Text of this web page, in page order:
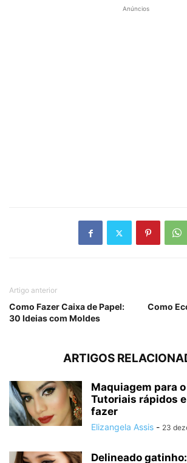
Anúncios
Artigo anterior
Como Fazer Caixa de Papel:
30 Ideias com Moldes
Como
ARTIGOS
Maquiagem para
Tutoriais rápidos
fazer
Elizangela Assis - 23
Delineado